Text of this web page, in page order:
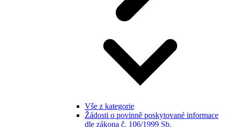
Vše z kategorie
Žádosti o povinně poskytované informace
dle zákona č. 106/1999 Sb.